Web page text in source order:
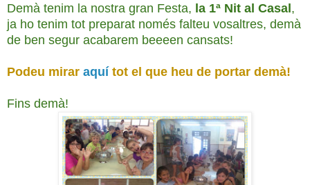
Demà tenim la nostra gran Festa, la 1ª Nit al Casal,
ja ho tenim tot preparat només falteu vosaltres, demà
de ben segur acabarem beeeen cansats!
Podeu mirar aquítot el que heu de portar demà!
Fins demà!